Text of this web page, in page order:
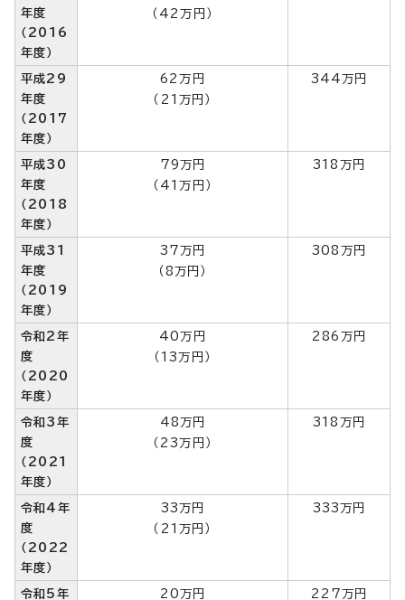
年度
（2016
年度）
（42万円）
平成29
年度
（2017
年度）
62万円
（21万円）
344万円
平成30
年度
（2018
年度）
79万円
（41万円）
318万円
平成31
年度
（2019
年度）
37万円
（8万円）
308万円
令和2年
度
（2020
年度）
40万円
（13万円）
286万円
令和3年
度
（2021
年度）
48万円
（23万円）
318万円
令和4年
度
（2022
年度）
33万円
（21万円）
333万円
令和5年 20万円 227万円